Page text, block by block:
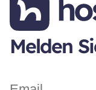
Melden